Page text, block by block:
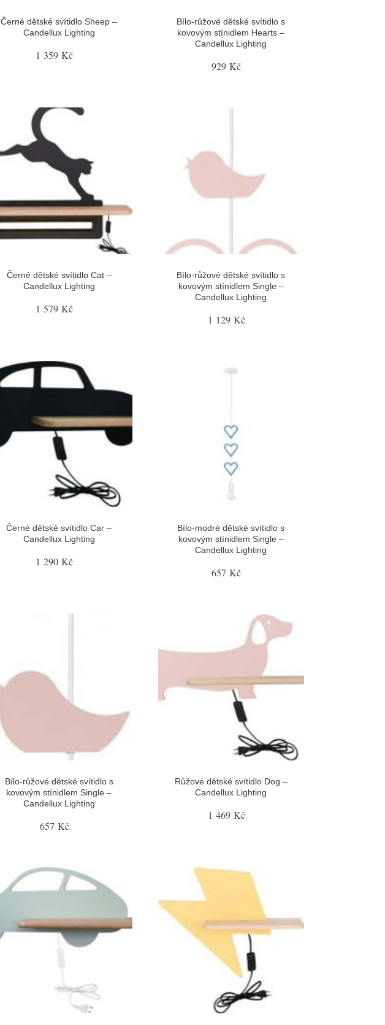
Černé dětské svítidlo Sheep –
Candellux Lighting
1 359 Kč
Bílo-růžové dětské svítidlo s
kovovým stínidlem Hearts –
Candellux Lighting
929 Kč
Černé dětské svítidlo Cat –
Candellux Lighting
1 579 Kč
Bílo-růžové dětské svítidlo s
kovovým stínidlem Single –
Candellux Lighting
1 129 Kč
Černé dětské svítidlo Car –
Candellux Lighting
1 290 Kč
Bílo-modré dětské svítidlo s
kovovým stínidlem Single –
Candellux Lighting
657 Kč
Bílo-růžové dětské svítidlo s
kovovým stínidlem Single –
Candellux Lighting
657 Kč
Růžové dětské svítidlo Dog –
Candellux Lighting
1 469 Kč